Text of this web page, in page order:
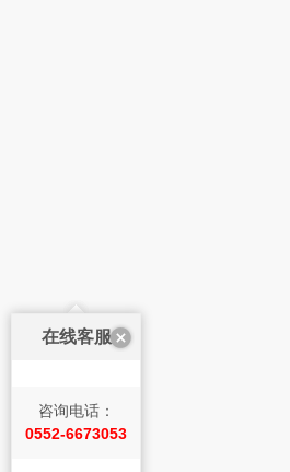
在线客服
咨询电话：
0552-6673053